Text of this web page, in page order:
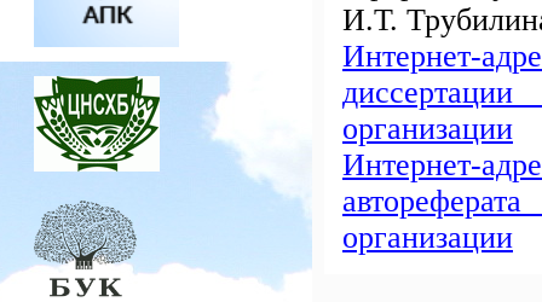
И.Т.
Интернет-
организации
Интернет-
организации